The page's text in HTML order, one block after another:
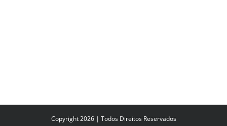
Copyright 2026 | Todos Direitos Reservados